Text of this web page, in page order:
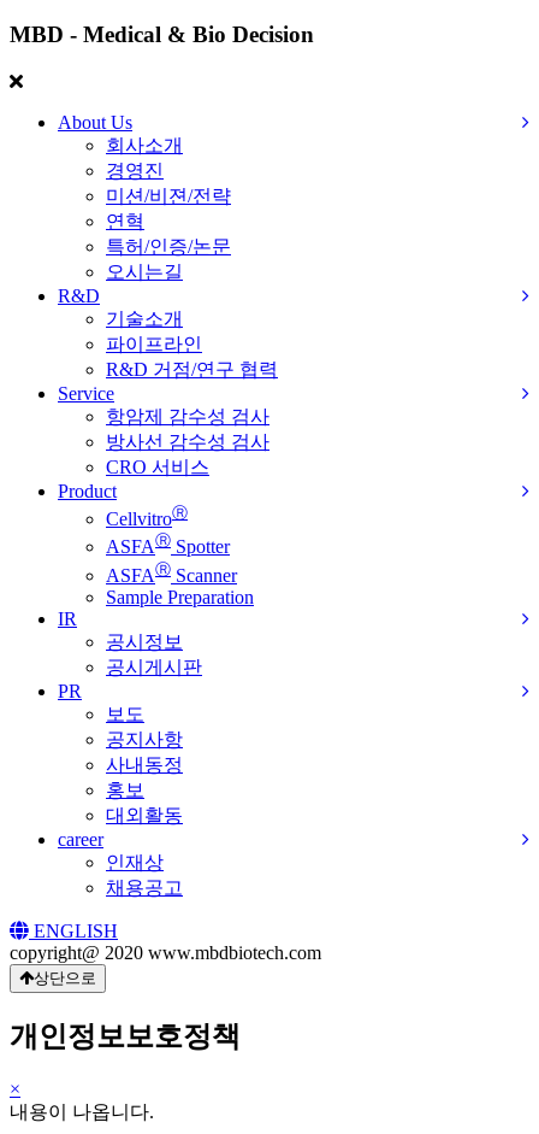
MBD - Medical & Bio Decision
About Us
회사소개
경영진
미션/비젼/전략
연혁
특허/인증/논문
오시는길
R&D
기술소개
파이프라인
R&D 거점/연구 협력
Service
항암제 감수성 검사
방사선 감수성 검사
CRO 서비스
Product
CellvitroⓇ
ASFAⓇ Spotter
ASFAⓇ Scanner
Sample Preparation
IR
공시정보
공시게시판
PR
보도
공지사항
사내동정
홍보
대외활동
career
인재상
채용공고
ENGLISH
copyright@ 2020 www.mbdbiotech.com
상단으로
개인정보보호정책
×
내용이 나옵니다.